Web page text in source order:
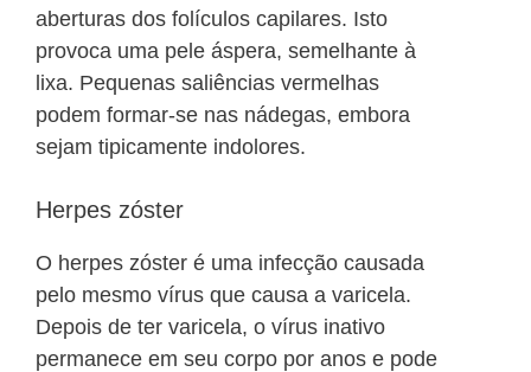
aberturas dos folículos capilares. Isto
provoca uma pele áspera, semelhante à
lixa. Pequenas saliências vermelhas
podem formar-se nas nádegas, embora
sejam tipicamente indolores.
Herpes zóster
O herpes zóster é uma infecção causada
pelo mesmo vírus que causa a varicela.
Depois de ter varicela, o vírus inativo
permanece em seu corpo por anos e pode